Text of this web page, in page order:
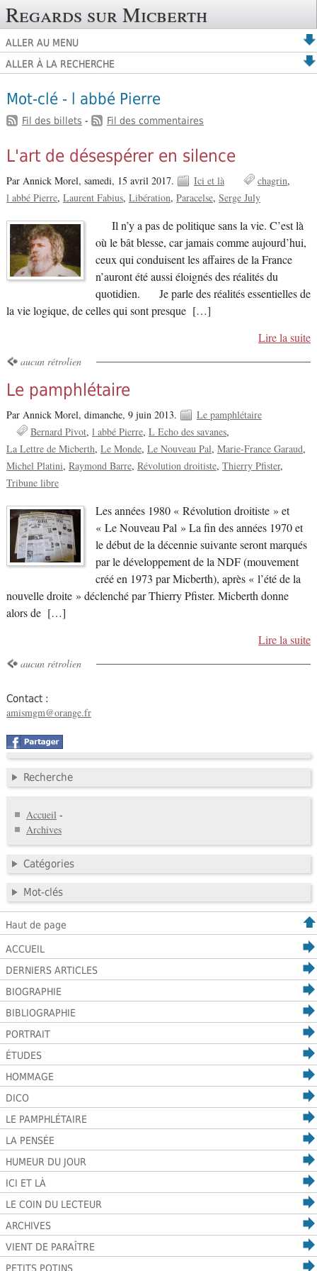
Regards sur Micberth
ALLER AU MENU
ALLER À LA RECHERCHE
Mot-clé - l abbé Pierre
Fil des billets - Fil des commentaires
L'art de désespérer en silence
Par Annick Morel, samedi, 15 avril 2017. Ici et là
chagrin
l abbé Pierre Laurent Fabius Libération Paracelse Serge July
Il n’y a pas de politique sans la vie. C’est là
où le bât blesse, car jamais comme aujourd’hui,
ceux qui conduisent les affaires de la France
n’auront été aussi éloignés des réalités du
quotidien. Je parle des réalités essentielles de
la vie logique, de celles qui sont presque […]
Lire la suite
aucun rétrolien
Le pamphlétaire
Par Annick Morel, dimanche, 9 juin 2013.
Le pamphlétaire
Bernard Pivot l abbé Pierre L Echo des savanes
La Lettre de Micberth Le Monde Le Nouveau Pal Marie-France Garaud
Michel Platini Raymond Barre Révolution droitiste Thierry Pfister
Tribune libre
Les années 1980 « Révolution droitiste » et
« Le Nouveau Pal » La fin des années 1970 et
le début de la décennie suivante seront marqués
par le développement de la NDF (mouvement
créé en 1973 par Micberth), après « l’été de la
nouvelle droite » déclenché par Thierry Pfister. Micberth donne
alors de […]
Lire la suite
aucun rétrolien
Contact :
amismgm@orange.fr
Recherche
Accueil -
Archives
Catégories
Mot-clés
Haut de page
ACCUEIL
DERNIERS ARTICLES
BIOGRAPHIE
BIBLIOGRAPHIE
PORTRAIT
ÉTUDES
HOMMAGE
DICO
LE PAMPHLÉTAIRE
LA PENSÉE
HUMEUR DU JOUR
ICI ET LÀ
LE COIN DU LECTEUR
ARCHIVES
VIENT DE PARAÎTRE
PETITS POTINS